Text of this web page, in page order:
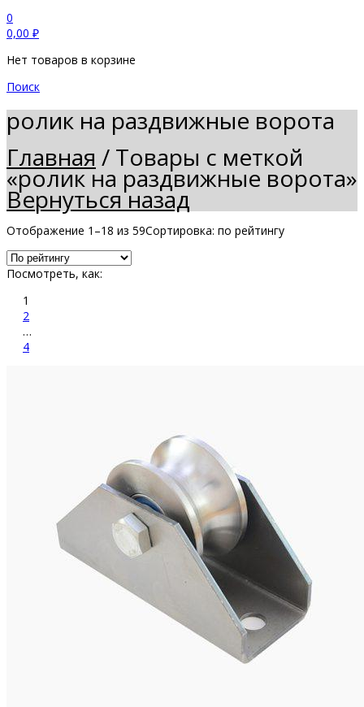
0
0,00 ₽
Нет товаров в корзине
Поиск
ролик на раздвижные ворота
Главная / Товары с меткой
«ролик на раздвижные ворота»
Вернуться назад
Отображение 1–18 из 59Сортировка: по рейтингу
Посмотреть, как:
1
2
…
4